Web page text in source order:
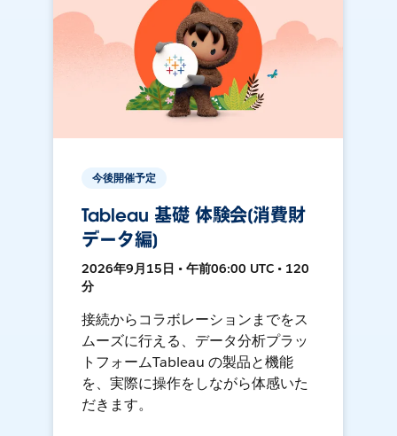
今後開催予定
Tableau 基礎 体験会[消費財
データ編]
2026年9月15日 • 午前06:00 UTC • 120
分
接続からコラボレーションまでをス
ムーズに行える、データ分析プラッ
トフォームTableau の製品と機能
を、実際に操作をしながら体感いた
だきます。